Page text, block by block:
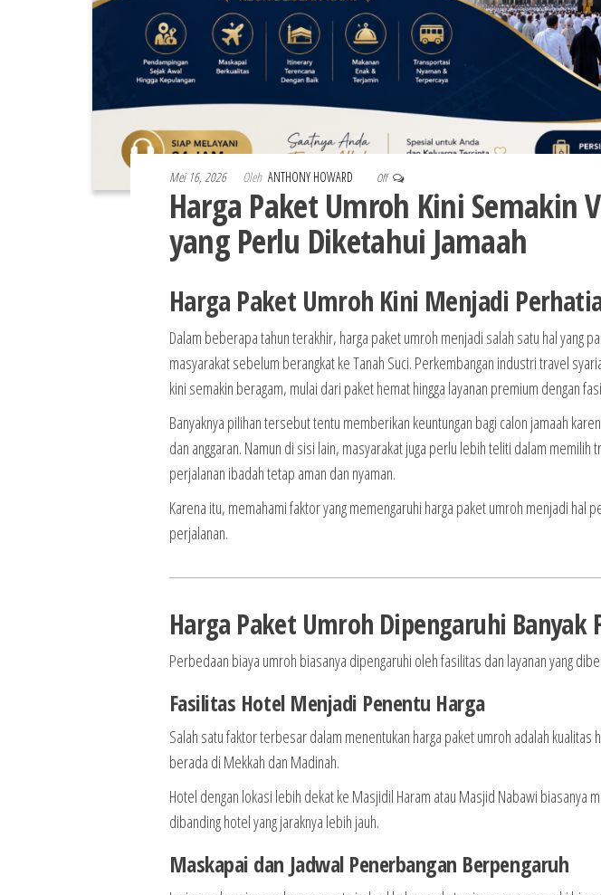
Mei 16, 2026 Oleh ANTHONY HOWARD Off
Harga Paket Umroh Kini Semakin
yang Perlu Diketahui Jamaah
Harga Paket Umroh Kini Menjadi
Dalam beberapa tahun terakhir, harga paket umroh menjadi salah satu hal yang
masyarakat sebelum berangkat ke Tanah Suci. Perkembangan industri travel
kini semakin beragam, mulai dari paket hemat hingga layanan premium dengan
Banyaknya pilihan tersebut tentu memberikan keuntungan bagi calon jamaah
dan anggaran. Namun di sisi lain, masyarakat juga perlu lebih teliti dalam memilih
perjalanan ibadah tetap aman dan nyaman.
Karena itu, memahami faktor yang memengaruhi harga paket umroh menjadi hal
perjalanan.
Harga Paket Umroh Dipengaruhi Banyak
Perbedaan biaya umroh biasanya dipengaruhi oleh fasilitas dan layanan yang
Fasilitas Hotel Menjadi Penentu Harga
Salah satu faktor terbesar dalam menentukan harga paket umroh adalah kualitas
berada di Mekkah dan Madinah.
Hotel dengan lokasi lebih dekat ke Masjidil Haram atau Masjid Nabawi biasanya
dibanding hotel yang jaraknya lebih jauh.
Maskapai dan Jadwal Penerbangan Berpengaruh